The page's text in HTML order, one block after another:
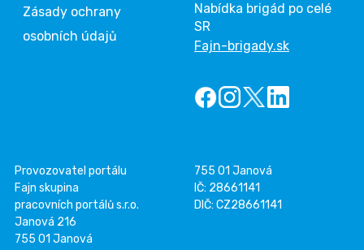
Zásady ochrany
osobních údajů
Nabídka brigád po celé
SR
Fajn-brigady.sk
Provozovatel portálu
Fajn skupina
pracovních portálů s.r.o.
Janová 216
755 01 Janová
755 01 Janová
IČ: 28661141
DIČ: CZ28661141